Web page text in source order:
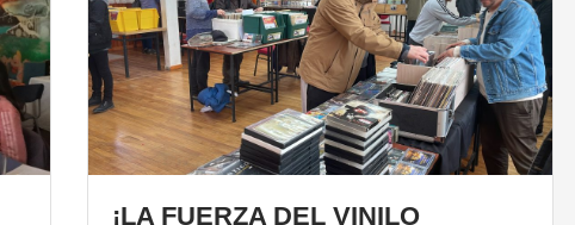
¡LA FUERZA DEL VINILO